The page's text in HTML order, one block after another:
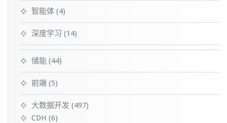
智能体 (4)
深度学习 (14)
储能 (44)
前端 (5)
大数据开发 (497)
CDH (6)